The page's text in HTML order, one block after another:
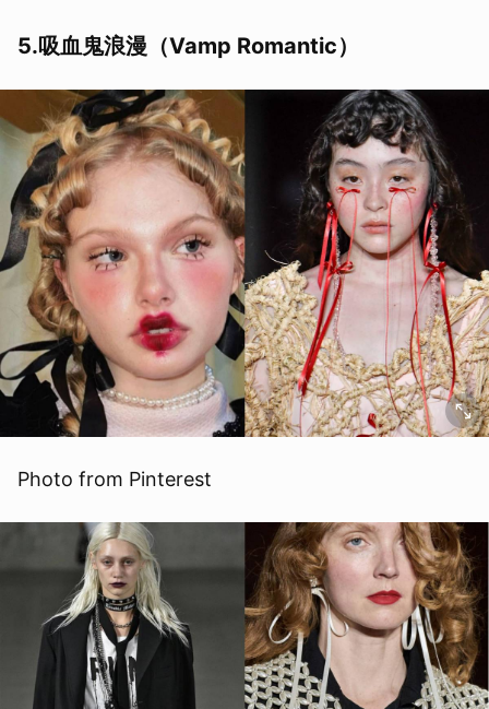
5.吸血鬼浪漫（Vamp Romantic）
Photo from Pinterest